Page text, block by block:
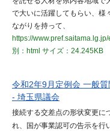
で大いに活躍してもらい、様
ながりを持って、
https://
別：html サイズ：24.245KB
令和2年9月定例会 一般質
- 埼玉県議会
接続する交差点の形状変更に
れ、国が事業認可の告示を行